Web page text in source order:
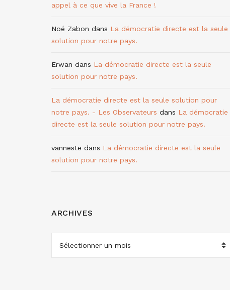
appel à ce que vive la France !
Noé Zabon dans La démocratie directe est la seule
solution pour notre pays.
Erwan dans La démocratie directe est la seule
solution pour notre pays.
La démocratie directe est la seule solution pour
notre pays. - Les Observateurs dans La démocratie
directe est la seule solution pour notre pays.
vanneste dans La démocratie directe est la seule
solution pour notre pays.
ARCHIVES
ARCHIVES